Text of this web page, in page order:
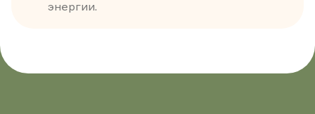
энергии.